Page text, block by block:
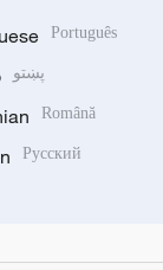
Português
پښتو
Română
Русский